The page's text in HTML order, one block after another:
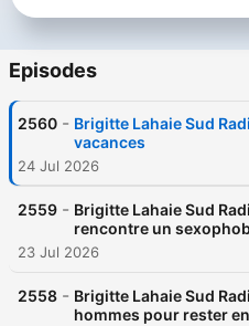
Episodes
2560 - Brigitte Lahaie Sud
vacances
24 Jul 2026
2559 - Brigitte Lahaie Sud
rencontre un
23 Jul 2026
2558 - Brigitte Lahaie Sud
hommes pour rester